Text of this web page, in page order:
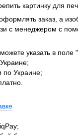
картинку для
заказ, а
с менеджером с
указать в поле
по Украине;